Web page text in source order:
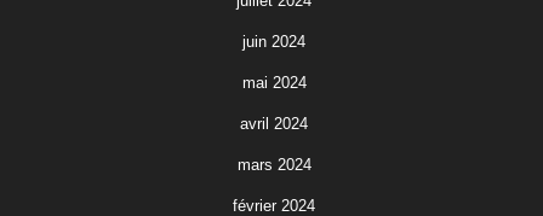
juin 2024
mai 2024
avril 2024
mars 2024
février 2024